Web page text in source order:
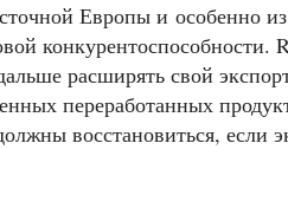
Европы и особенно
расширять свой
переработанных
восстановиться, если